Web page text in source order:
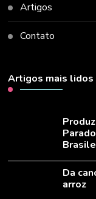
Artigos
Contato
Artigos mais lidos
Da
arroz